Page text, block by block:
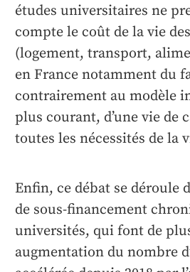
études universitaires ne
compte le coût de la vie
(logement, transport,
en France notamment du
contrairement au modèle
plus courant, d’une vie de
toutes les nécessités de la
Enfin, ce débat se déroule
de sous-financement
universités, qui font de
augmentation du nombre